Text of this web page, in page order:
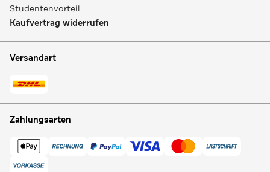
Studentenvorteil
Kaufvertrag widerrufen
Versandart
Zahlungsarten